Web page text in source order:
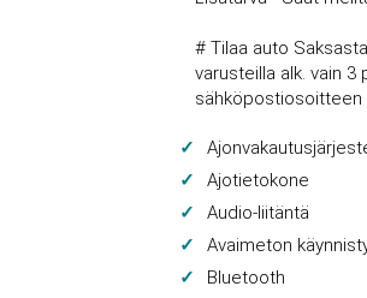
# Tilaa auto
varusteilla alk. vain
sähköpostiosoitteen
Ajotietokone
Audio-liitäntä
Avaimeton
Bluetooth